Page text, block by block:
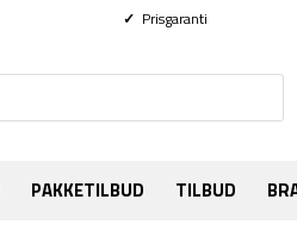
✓ Prisgaranti
PAKKETILBUD TILBUD